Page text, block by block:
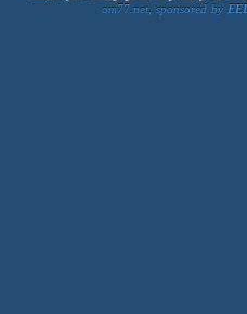
om77.net, sponsored by